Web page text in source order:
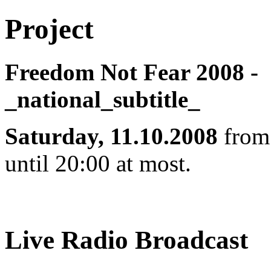
Project
Freedom Not Fear 2008 -
_national_subtitle_
Saturday, 11.10.2008
until 20:00 at most.
Live Radio Broadcast